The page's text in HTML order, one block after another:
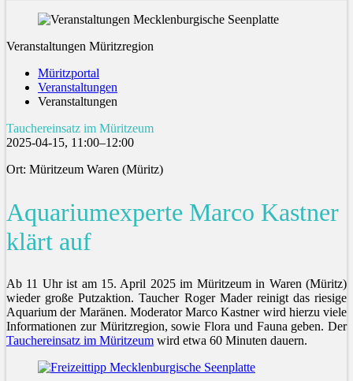
Veranstaltungen Müritzregion
Müritzportal
Veranstaltungen
Veranstaltungen
Tauchereinsatz im Müritzeum
2025-04-15, 11:00–12:00
Ort: Müritzeum Waren (Müritz)
Aquariumexperte Marco Kastner
klärt auf
Ab 11 Uhr ist am 15. April 2025 im Müritzeum in Waren (Müritz)
wieder große Putzaktion. Taucher Roger Mader reinigt das riesige
Aquarium der Maränen. Moderator Marco Kastner wird hierzu viele
Informationen zur Müritzregion, sowie Flora und Fauna geben. Der
Tauchereinsatz im Müritzeum wird etwa 60 Minuten dauern.